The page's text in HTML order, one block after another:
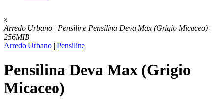
x
Arredo Urbano | Pensiline Pensilina Deva Max (Grigio Micaceo) |
256MIB
Arredo Urbano | Pensiline
Pensilina Deva Max (Grigio
Micaceo)